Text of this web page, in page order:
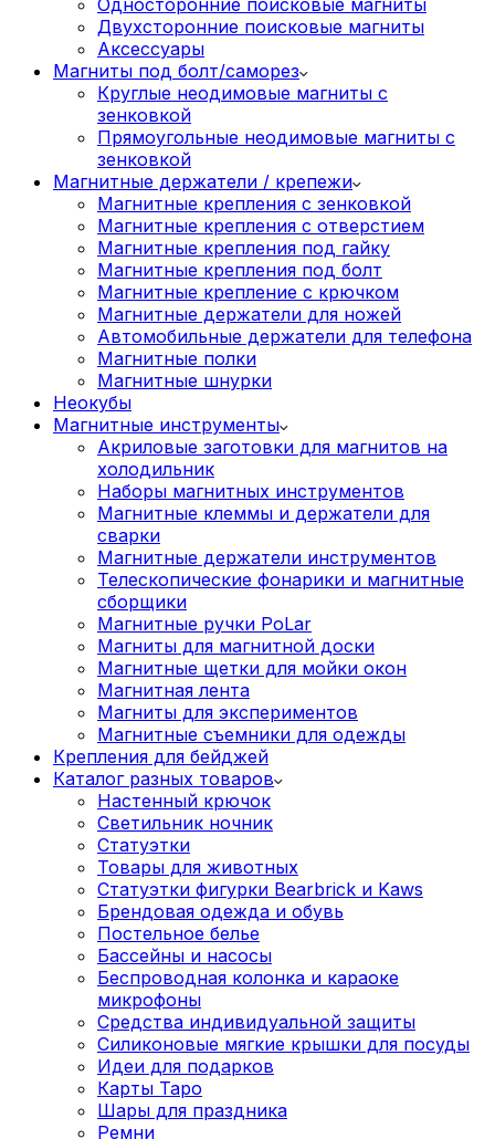
Двухсторонние поисковые магниты
Аксессуары
Магниты под болт/саморез
Круглые неодимовые магниты с
зенковкой
Прямоугольные неодимовые магниты с
зенковкой
Магнитные держатели / крепежи
Магнитные крепления с зенковкой
Магнитные крепления с отверстием
Магнитные крепления под гайку
Магнитные крепления под болт
Магнитные крепление с крючком
Магнитные держатели для ножей
Автомобильные держатели для телефона
Магнитные полки
Магнитные шнурки
Неокубы
Магнитные инструменты
Акриловые заготовки для магнитов на
холодильник
Наборы магнитных инструментов
Магнитные клеммы и держатели для
сварки
Магнитные держатели инструментов
Телескопические фонарики и магнитные
сборщики
Магнитные ручки PoLar
Магниты для магнитной доски
Магнитные щетки для мойки окон
Магнитная лента
Магниты для экспериментов
Магнитные съемники для одежды
Крепления для бейджей
Каталог разных товаров
Настенный крючок
Светильник ночник
Статуэтки
Товары для животных
Статуэтки фигурки Bearbrick и Kaws
Брендовая одежда и обувь
Постельное белье
Бассейны и насосы
Беспроводная колонка и караоке
микрофоны
Средства индивидуальной защиты
Силиконовые мягкие крышки для посуды
Идеи для подарков
Карты Таро
Шары для праздника
Ремни